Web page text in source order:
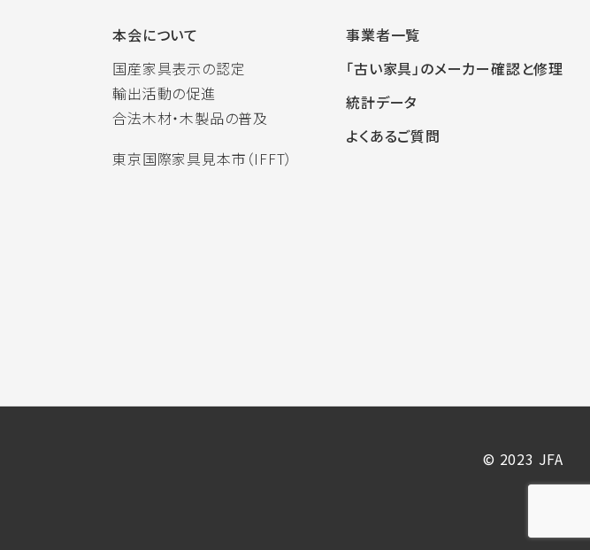
本会について
国産家具表示の認定
輸出活動の促進
合法木材・木製品の普及
東京国際家具見本市（IFFT）
事業者一覧
「古い家具」のメーカー確認と修理
統計データ
よくあるご質問
© 2023 JFA